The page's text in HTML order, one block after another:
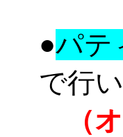
●パテ
で行
（